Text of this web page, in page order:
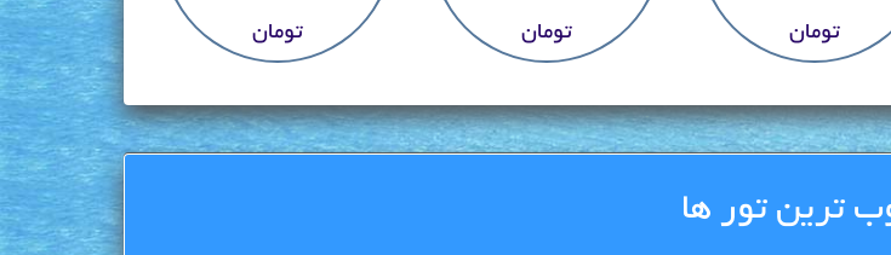
تومان تومان تومان
ترین تور ها